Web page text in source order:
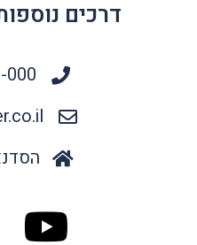
דרכים
000
הסדנא 13,